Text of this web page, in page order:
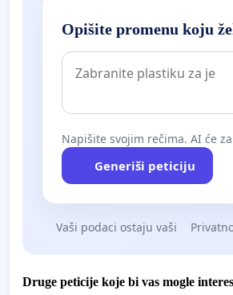
Opišite promenu koju
Napišite svojim rečima. AI će
Generiši peticiju
Vaši podaci ostaju vaši
Druge peticije koje bi vas mogle